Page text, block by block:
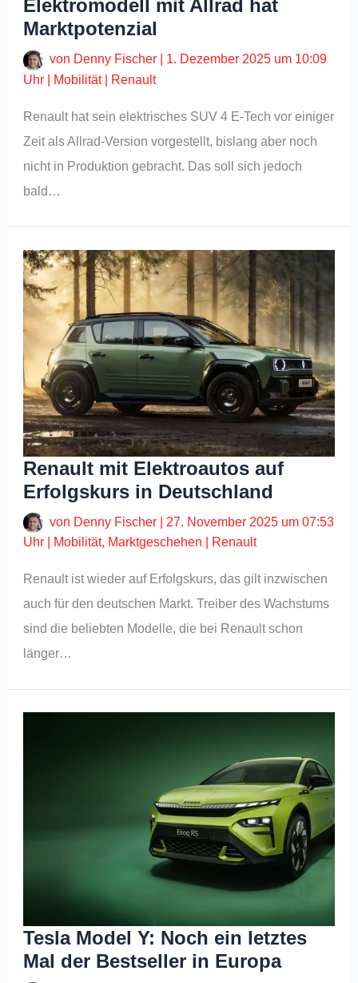
Elektromodell mit Allrad hat
Marktpotenzial
von Denny Fischer
1. Dezember 2025 um 10:09
Uhr
Mobilität| Renault
Renault hat sein elektrisches SUV 4 E-Tech vor einiger
Zeit als Allrad-Version vorgestellt, bislang aber noch
nicht in Produktion gebracht. Das soll sich jedoch
bald…
Renault mit Elektroautos auf
Erfolgskurs in Deutschland
von Denny Fischer
27. November 2025 um 07:53
Uhr
Mobilität, Marktgeschehen Renault
Renault ist wieder auf Erfolgskurs, das gilt inzwischen
auch für den deutschen Markt. Treiber des Wachstums
sind die beliebten Modelle, die bei Renault schon
länger…
Tesla Model Y: Noch ein letztes
Mal der Bestseller in Europa